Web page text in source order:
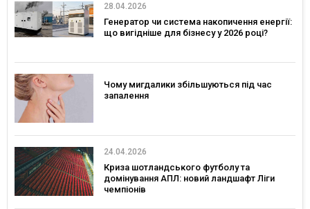
28.04.2026
Генератор чи система накопичення енергії:
що вигідніше для бізнесу у 2026 році?
Чому мигдалики збільшуються під час
запалення
24.04.2026
Криза шотландського футболу та
домінування АПЛ: новий ландшафт Ліги
чемпіонів